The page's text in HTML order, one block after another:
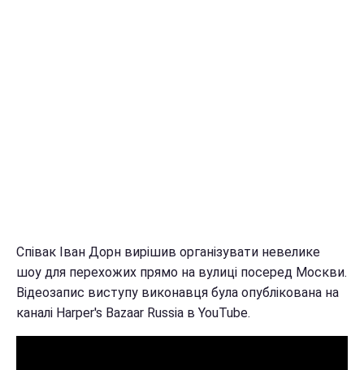
Співак Іван Дорн вирішив організувати невелике
шоу для перехожих прямо на вулиці посеред Москви.
Відеозапис виступу виконавця була опублікована на
каналі Harper's Bazaar Russia в YouTube.